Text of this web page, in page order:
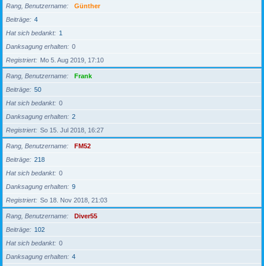
Rang, Benutzername
Günther
Beiträge
4
Hat sich bedankt
1
Danksagung erhalten
0
Registriert
Mo 5. Aug 2019, 17:10
Rang, Benutzername
Frank
Beiträge
50
Hat sich bedankt
0
Danksagung erhalten
2
Registriert
So 15. Jul 2018, 16:27
Rang, Benutzername
FM52
Beiträge
218
Hat sich bedankt
0
Danksagung erhalten
9
Registriert
So 18. Nov 2018, 21:03
Rang, Benutzername
Diver55
Beiträge
102
Hat sich bedankt
0
Danksagung erhalten
4